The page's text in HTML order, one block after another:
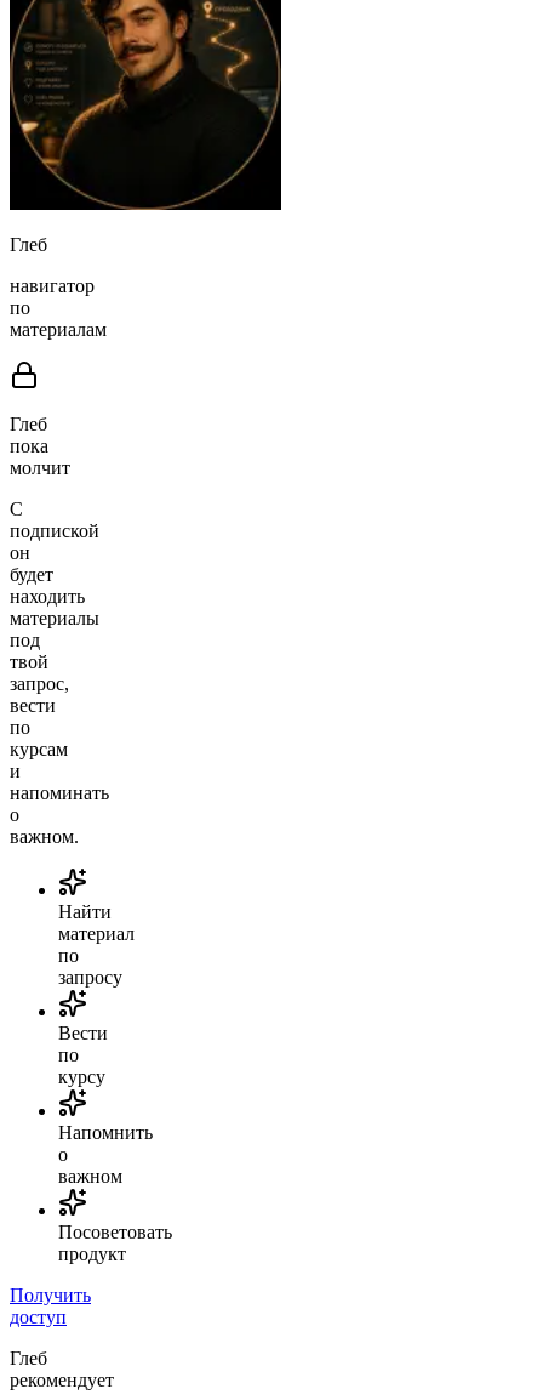
Глеб
навигатор
по
материалам
Глеб
пока
молчит
С
подпиской
он
будет
находить
материалы
под
твой
запрос,
вести
по
курсам
и
напоминать
о
важном.
Найти
материал
по
запросу
Вести
по
курсу
Напомнить
о
важном
Посоветовать
продукт
Получить
доступ
Глеб
рекомендует